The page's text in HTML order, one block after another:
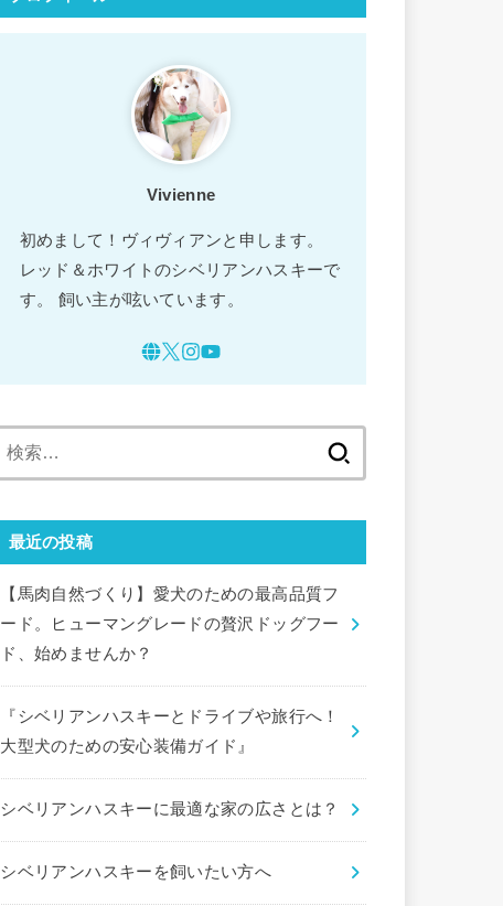
Vivienne
初めまして！ヴィヴィアンと申します。
レッド＆ホワイトのシベリアンハスキーで
す。 飼い主が呟いています。
最近の投稿
【馬肉自然づくり】愛犬のための最高品質フ
ード。ヒューマングレードの贅沢ドッグフー
ド、始めませんか？
『シベリアンハスキーとドライブや旅行へ！
大型犬のための安心装備ガイド』
シベリアンハスキーに最適な家の広さとは？
シベリアンハスキーを飼いたい方へ